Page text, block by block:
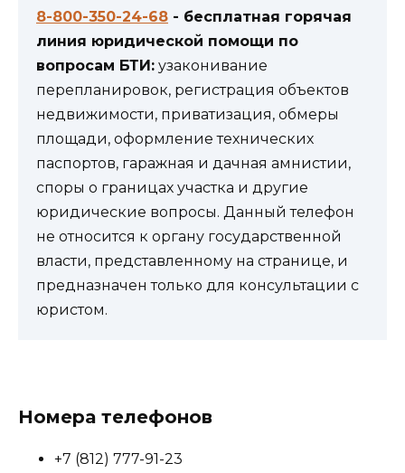
8-800-350-24-68 - бесплатная горячая
линия юридической помощи по
вопросам БТИ: узаконивание
перепланировок, регистрация объектов
недвижимости, приватизация, обмеры
площади, оформление технических
паспортов, гаражная и дачная амнистии,
споры о границах участка и другие
юридические вопросы. Данный телефон
не относится к органу государственной
власти, представленному на странице, и
предназначен только для консультации с
юристом.
Номера телефонов
+7 (812) 777-91-23